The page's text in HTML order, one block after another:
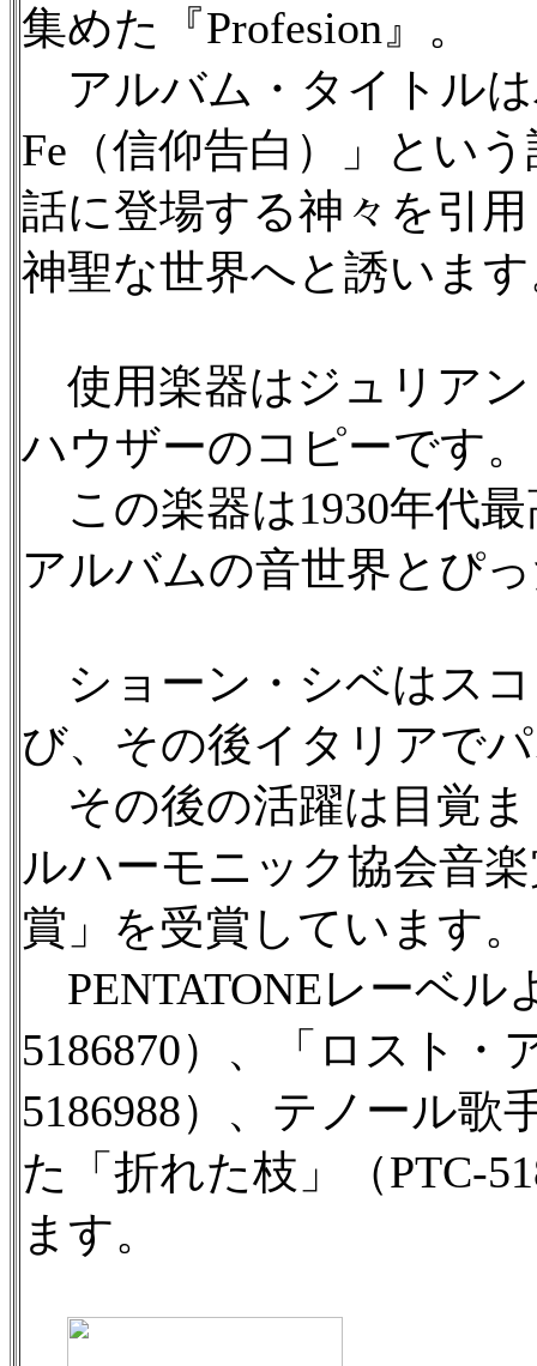
集めた『Profesion』。
アルバム・タイトルは
Fe（信仰告白）」とい
話に登場する神々を引
神聖な世界へと誘いま
使用楽器はジュリア
ハウザーのコピーです。
この楽器は1930年代
アルバムの音世界とぴ
ショーン・シベはス
び、その後イタリアで
その後の活躍は目覚ま
ルハーモニック協会音
賞」を受賞しています。
PENTATONEレーベル
5186870）、「ロスト・
5186988）、テノール
た「折れた枝」（PTC-
ます。